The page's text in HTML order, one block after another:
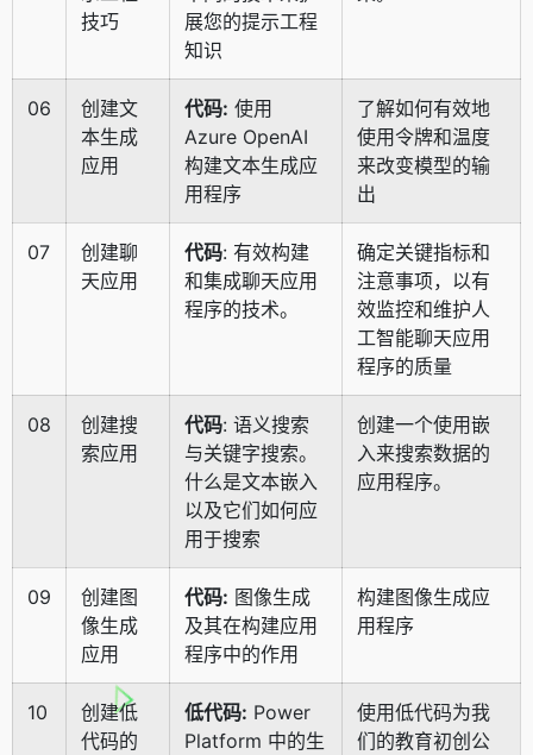
技巧
展您的提示工程
知识
06
创建文
本生成
应用
代码: 使用
Azure OpenAI
构建文本生成应
用程序
了解如何有效地
使用令牌和温度
来改变模型的输
出
07
创建聊
天应用
代码: 有效构建
和集成聊天应用
程序的技术。
确定关键指标和
注意事项，以有
效监控和维护人
工智能聊天应用
程序的质量
08
创建搜
索应用
代码: 语义搜索
与关键字搜索。
什么是文本嵌入
以及它们如何应
用于搜索
创建一个使用嵌
入来搜索数据的
应用程序。
09
创建图
像生成
应用
代码: 图像生成
及其在构建应用
程序中的作用
构建图像生成应
用程序
10
创建低
代码的
低代码: Power
Platform 中的生
使用低代码为我
们的教育初创公